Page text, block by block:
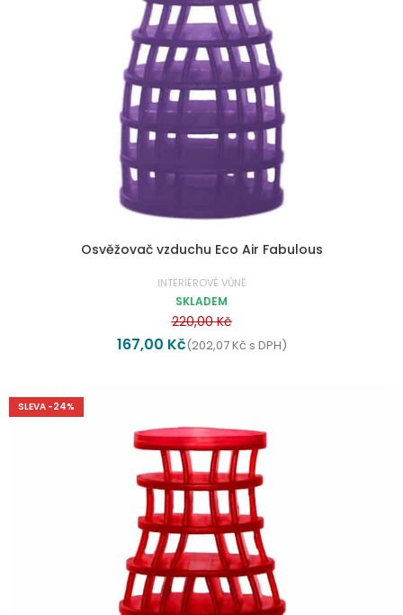
Osvěžovač vzduchu Eco Air Fabulous
INTERIÉROVÉ VŮNĚ
SKLADEM
220,00Kč
167,00 Kč(202,07Kč s DPH)
SLEVA -24%